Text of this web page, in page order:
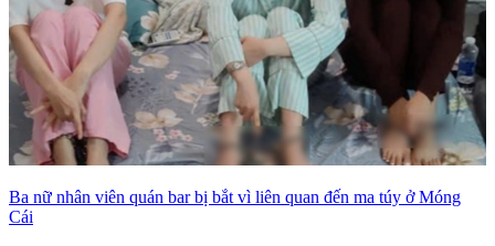
Ba nữ nhân viên quán bar bị bắt vì liên quan đến ma túy ở Móng
Cái